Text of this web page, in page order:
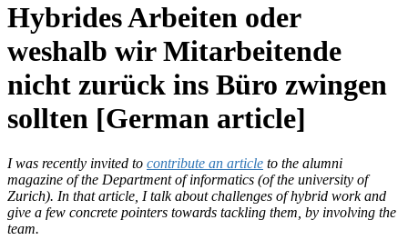
Hybrides Arbeiten oder
weshalb wir Mitarbeitende
nicht zurück ins Büro zwingen
sollten [German article]
I was recently invited to contribute an article to the alumni
magazine of the Department of informatics (of the university of
Zurich). In that article, I talk about challenges of hybrid work and
give a few concrete pointers towards tackling them, by involving the
team.